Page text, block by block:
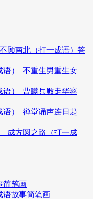
顾南北（打一成语）答
语）_不重生男重生女
）_曹瞒兵败走华容
）_禅堂诵声连日起
_成方圆之路（打一成
简笔画
语故事简笔画